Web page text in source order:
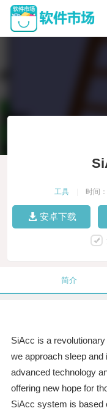
工具 时间
安卓下载
简介
SiAcc is a
we approach sleep
advanced technology
offering new hope for
SiAcc system is based